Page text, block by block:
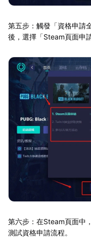
第五步：觸發「資格申請
後，選擇「Steam頁面申
第六步：在Steam頁面中
測試資格申請流程。